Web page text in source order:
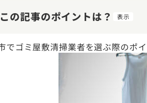
この記事のポイントは？ 表示
でゴミ屋敷清掃業者を選ぶ際のポ